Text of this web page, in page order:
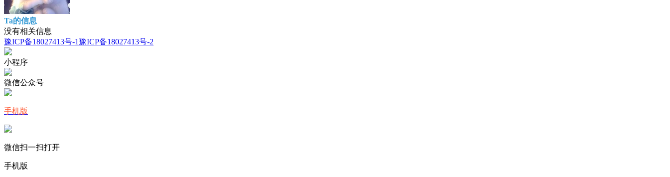
Ta的信息
没有相关信息
豫ICP备18027413号-1豫ICP备18027413号-2
小程序
微信公众号
手机版
微信扫一扫打开
手机版